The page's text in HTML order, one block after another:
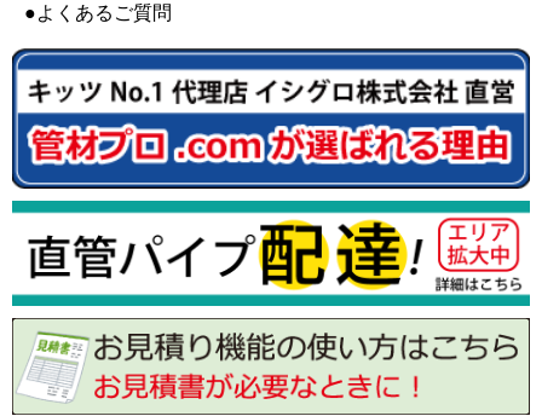
●よくあるご質問